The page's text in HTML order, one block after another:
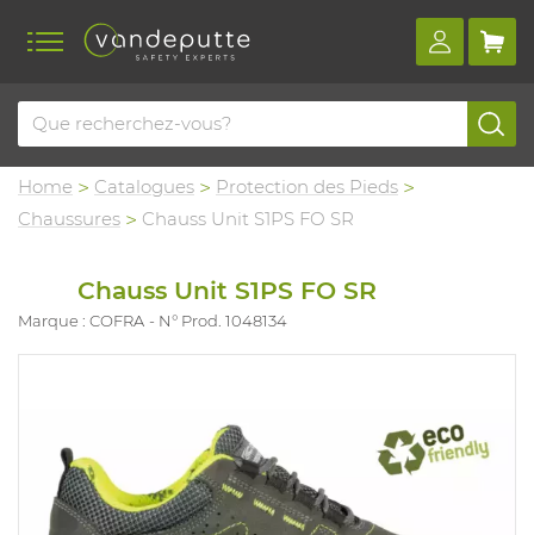
Home Catalogues
Protection des Pieds
Chaussures
Chauss Unit S1PS FO SR
Chauss Unit S1PS FO SR
Marque : COFRA N° Prod. 1048134